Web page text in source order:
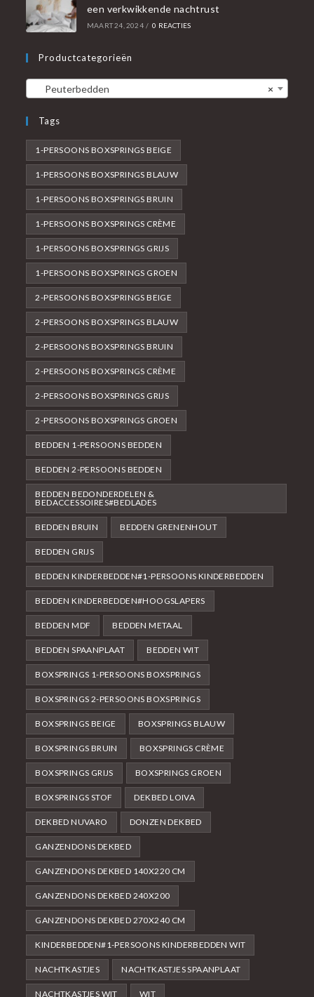
een verkwikkende nachtrust
MAART 24, 2024 / 0 REACTIES
Productcategorieën
×
Peuterbedden
Tags
1-PERSOONS BOXSPRINGS BEIGE
1-PERSOONS BOXSPRINGS BLAUW
1-PERSOONS BOXSPRINGS BRUIN
1-PERSOONS BOXSPRINGS CRÈME
1-PERSOONS BOXSPRINGS GRIJS
1-PERSOONS BOXSPRINGS GROEN
2-PERSOONS BOXSPRINGS BEIGE
2-PERSOONS BOXSPRINGS BLAUW
2-PERSOONS BOXSPRINGS BRUIN
2-PERSOONS BOXSPRINGS CRÈME
2-PERSOONS BOXSPRINGS GRIJS
2-PERSOONS BOXSPRINGS GROEN
BEDDEN 1-PERSOONS BEDDEN
BEDDEN 2-PERSOONS BEDDEN
BEDDEN BEDONDERDELEN &
BEDACCESSOIRES#BEDLADES
BEDDEN BRUIN BEDDEN GRENENHOUT
BEDDEN GRIJS
BEDDEN KINDERBEDDEN#1-PERSOONS KINDERBEDDEN
BEDDEN KINDERBEDDEN#HOOGSLAPERS
BEDDEN MDF BEDDEN METAAL
BEDDEN SPAANPLAAT BEDDEN WIT
BOXSPRINGS 1-PERSOONS BOXSPRINGS
BOXSPRINGS 2-PERSOONS BOXSPRINGS
BOXSPRINGS BEIGE BOXSPRINGS BLAUW
BOXSPRINGS BRUIN BOXSPRINGS CRÈME
BOXSPRINGS GRIJS BOXSPRINGS GROEN
BOXSPRINGS STOF DEKBED LOIVA
DEKBED NUVARO DONZEN DEKBED
GANZENDONS DEKBED
GANZENDONS DEKBED 140X220 CM
GANZENDONS DEKBED 240X200
GANZENDONS DEKBED 270X240 CM
KINDERBEDDEN#1-PERSOONS KINDERBEDDEN WIT
NACHTKASTJES NACHTKASTJES SPAANPLAAT
NACHTKASTJES WIT WIT